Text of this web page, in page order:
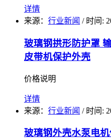
详情
来源： 行业新闻 / 时间:
玻璃钢拱形防护罩
皮带机保护外壳
价格说明
详情
来源： 行业新闻 / 时间:
玻璃钢外壳水泵电